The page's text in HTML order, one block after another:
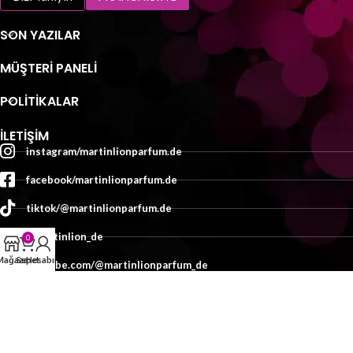
SON YAZILAR
MÜŞTERI PANELI
POLİTİKALAR
İLETIŞIM
instagram/martinlionparfum.de
facebook/martinlionparfum.de
tiktok/@martinlionparfum.de
x/martinlion_de
youtube.com/@martinlionparfum_de
0
Sepet
Hesabım